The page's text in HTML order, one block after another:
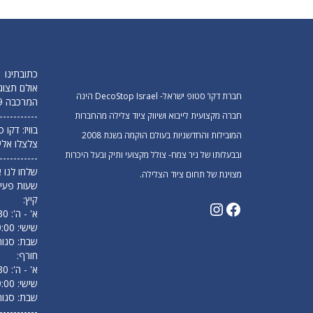
כתובתינו
אולם
המרכבה 19 חולון (מפלס תחתון)
בוויז:
צלצלו
שלחו לנו
שעות
קיץ:
א' - ה': 09:30 עד 18:00
שישי: 9:00 עד 14:00
שבת:
חורף:
א' - ה': 09:30 עד 17:00
שישי: 9:00 עד 13:00
שבת:
חברת דקו’ סטופ ישראל- DecoStop Israel הינה
חברה מקצועית לייבוא ושיווק ציוד צלילה מהחברות
המובילות והחדשניות בעולם הוקמה בשנת 2008
ובבעלותו של ניר צמח- צולל מקצועי ותיק ובעל היכרות
מצוינת של תחום ציוד הצלילה.